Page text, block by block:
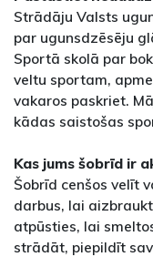
Strādāju Valsts
par ugunsdzēsēju
Sportā skolā par
veltu sportam,
vakaros paskriet.
kādas saistošas
Kas jums šobrīd ir
Šobrīd cenšos velīt
darbus, lai
atpūsties, lai
strādāt, piepildīt